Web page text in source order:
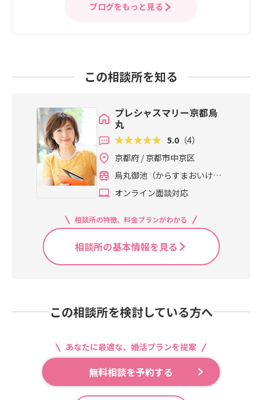
ブログをもっと見る
この相談所を知る
プレシャスマリー京都烏
丸
5.0 （4）
京都府 / 京都市中京区
烏丸御池（からすまおいけ）
駅 徒歩2分
オンライン面談対応
相談所の特徴、料金プランがわかる
相談所の基本情報を見る
この相談所を検討している方へ
あなたに最適な、婚活プランを提案
無料相談を予約する